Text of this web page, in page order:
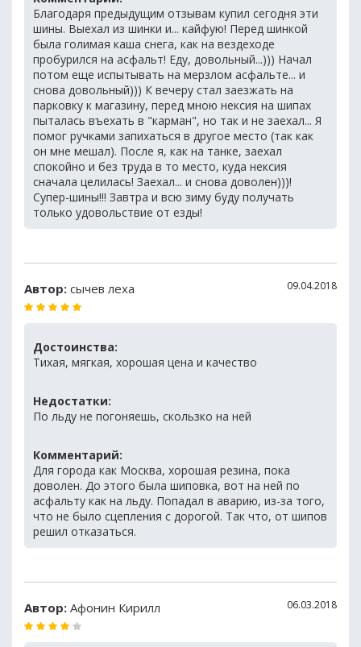
Благодаря предыдущим отзывам купил сегодня эти
шины. Выехал из шинки и... кайфую! Перед шинкой
была голимая каша снега, как на вездеходе
пробурился на асфальт! Еду, довольный...))) Начал
потом еще испытывать на мерзлом асфальте... и
снова довольный))) К вечеру стал заезжать на
парковку к магазину, перед мною нексия на шипах
пыталась въехать в "карман", но так и не заехал... Я
помог ручками запихаться в другое место (так как
он мне мешал). После я, как на танке, заехал
спокойно и без труда в то место, куда нексия
сначала целилась! Заехал... и снова доволен)))!
Супер-шины!!! Завтра и всю зиму буду получать
только удовольствие от езды!
Автор: сычев леха 09.04.2018
Достоинства:
Тихая, мягкая, хорошая цена и качество
Недостатки:
По льду не погоняешь, скользко на ней
Комментарий:
Для города как Москва, хорошая резина, пока
доволен. До этого была шиповка, вот на ней по
асфальту как на льду. Попадал в аварию, из-за того,
что не было сцепления с дорогой. Так что, от шипов
решил отказаться.
Автор: Афонин Кирилл 06.03.2018